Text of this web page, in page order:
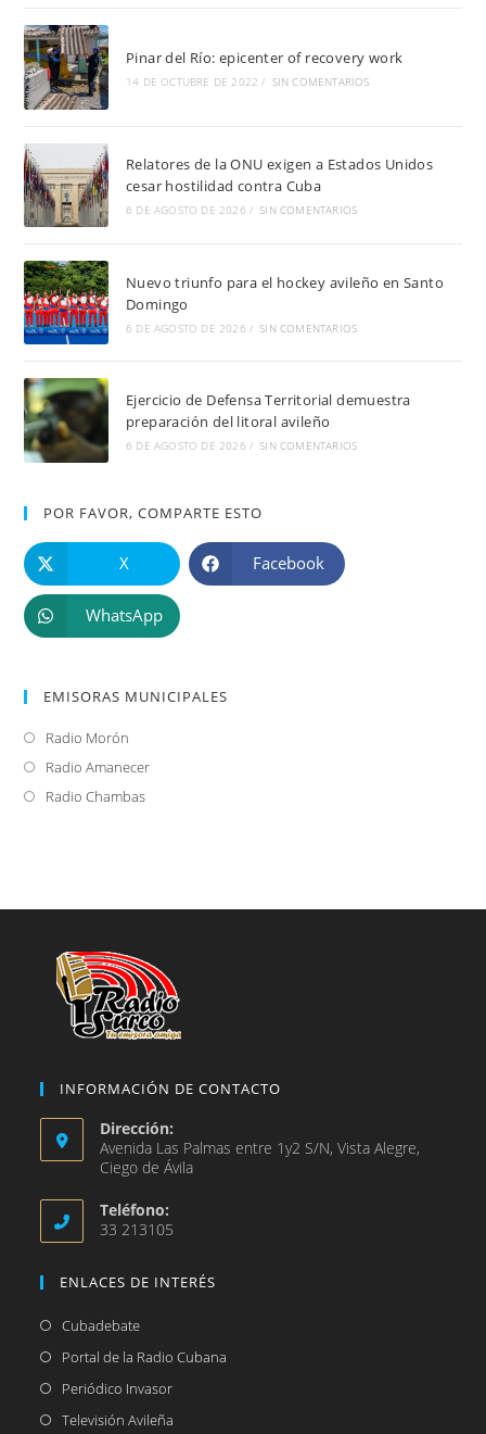
Pinar del Río: epicenter of recovery work
14 DE OCTUBRE DE 2022 / SIN COMENTARIOS
Relatores de la ONU exigen a Estados Unidos
cesar hostilidad contra Cuba
6 DE AGOSTO DE 2026 / SIN COMENTARIOS
Nuevo triunfo para el hockey avileño en Santo
Domingo
6 DE AGOSTO DE 2026 / SIN COMENTARIOS
Ejercicio de Defensa Territorial demuestra
preparación del litoral avileño
6 DE AGOSTO DE 2026 / SIN COMENTARIOS
POR FAVOR, COMPARTE ESTO
X Facebook
WhatsApp
EMISORAS MUNICIPALES
Radio Morón
abre
en
Radio AmanecerSe
Radio ChambasSe
nueva
INFORMACIÓN DE CONTACTO
Dirección:
Avenida Las Palmas entre 1y2 S/N, Vista Alegre,
Ciego de Ávila
Teléfono:
33 213105
ENLACES DE INTERÉS
CubadebateSe
abre
Portal de la Radio Cubana
Periódico InvasorSe
abre
Televisión Avileña